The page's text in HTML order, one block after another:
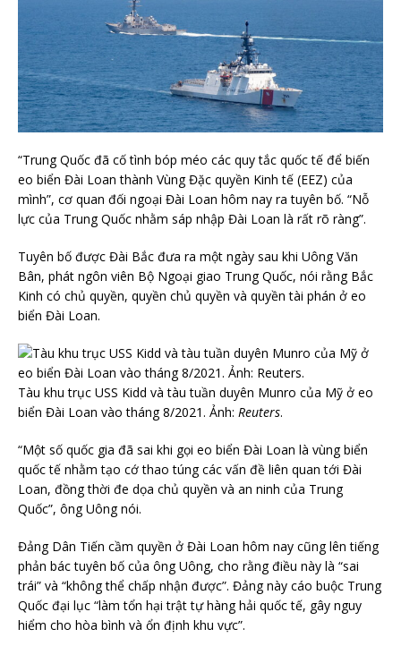
“Trung Quốc đã cố tình bóp méo các quy tắc quốc tế để biến
eo biển Đài Loan thành Vùng Đặc quyền Kinh tế (EEZ) của
mình”, cơ quan đối ngoại Đài Loan hôm nay ra tuyên bố. “Nỗ
lực của Trung Quốc nhằm sáp nhập Đài Loan là rất rõ ràng”.
Tuyên bố được Đài Bắc đưa ra một ngày sau khi Uông Văn
Bân, phát ngôn viên Bộ Ngoại giao Trung Quốc, nói rằng Bắc
Kinh có chủ quyền, quyền chủ quyền và quyền tài phán ở eo
biển Đài Loan.
Tàu khu trục USS Kidd và tàu tuần duyên Munro của Mỹ ở eo
biển Đài Loan vào tháng 8/2021. Ảnh: Reuters.
“Một số quốc gia đã sai khi gọi eo biển Đài Loan là vùng biển
quốc tế nhằm tạo cớ thao túng các vấn đề liên quan tới Đài
Loan, đồng thời đe dọa chủ quyền và an ninh của Trung
Quốc”, ông Uông nói.
Đảng Dân Tiến cầm quyền ở Đài Loan hôm nay cũng lên tiếng
phản bác tuyên bố của ông Uông, cho rằng điều này là “sai
trái” và “không thể chấp nhận được”. Đảng này cáo buộc Trung
Quốc đại lục “làm tổn hại trật tự hàng hải quốc tế, gây nguy
hiểm cho hòa bình và ổn định khu vực”.